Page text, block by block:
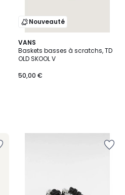
Nouveauté
VANS
Baskets basses à scratchs, TD
OLD SKOOL V
50,00 €